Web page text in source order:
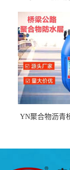
YN聚合物沥青